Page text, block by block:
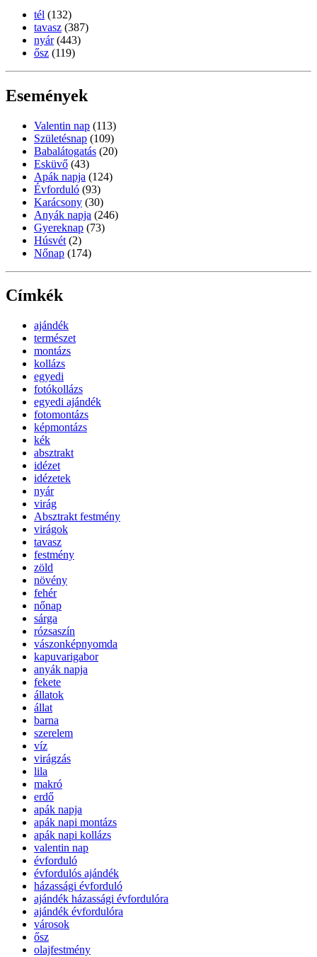
tél (132)
tavasz (387)
nyár (443)
ősz (119)
Események
Valentin nap (113)
Születésnap (109)
Babalátogatás (20)
Esküvő (43)
Apák napja (124)
Évforduló (93)
Karácsony (30)
Anyák napja (246)
Gyereknap (73)
Húsvét (2)
Nőnap (174)
Címkék
ajándék
természet
montázs
kollázs
egyedi
fotókollázs
egyedi ajándék
fotomontázs
képmontázs
kék
absztrakt
idézet
idézetek
nyár
virág
Absztrakt festmény
virágok
tavasz
festmény
zöld
növény
fehér
nőnap
sárga
rózsaszín
vászonképnyomda
kapuvarigabor
anyák napja
fekete
állatok
állat
barna
szerelem
víz
virágzás
lila
makró
erdő
apák napja
apák napi montázs
apák napi kollázs
valentin nap
évforduló
évfordulós ajándék
házassági évforduló
ajándék házassági évfordulóra
ajándék évfordulóra
városok
ősz
olajfestmény